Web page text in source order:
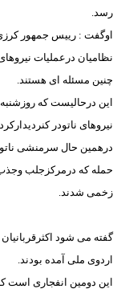
رسد.
اوگفت : رییس جمهور
نظامیان درعملیات
چنین مسئله ای هستند.
این درحالیست که
نیروهای ناتودر کنردیدارکرد.
درهمین حال سرمنشی
حمله که درمرکزجلب
زخمی شدند.
گفته می شود
اردوی ملی آمده بودند.
این دومین انفجاری است